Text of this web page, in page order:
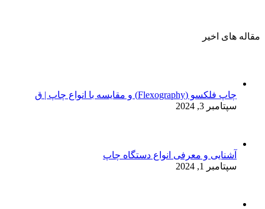
مقاله های اخیر
چاپ فلکسو (Flexography) و مقایسه با انواع چاپ | ق
سپتامبر 3, 2024
آشنایی و معرفی انواع دستگاه چاپ
سپتامبر 1, 2024